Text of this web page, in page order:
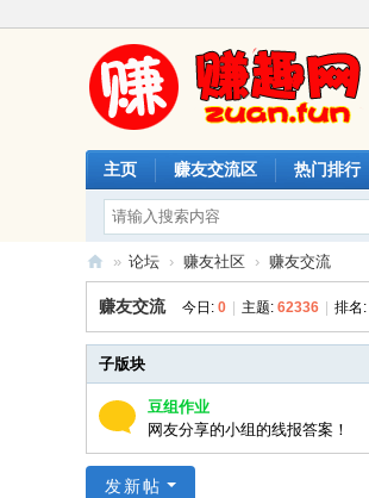
主页 赚友交流区 热门排行
赚
趣
网
» 论坛 › 赚友社区 › 赚友交流
赚友交流 今日: 0 主题: 62336 排名:
子版块
豆组作业
网友分享的小组的线报答案！
发新帖